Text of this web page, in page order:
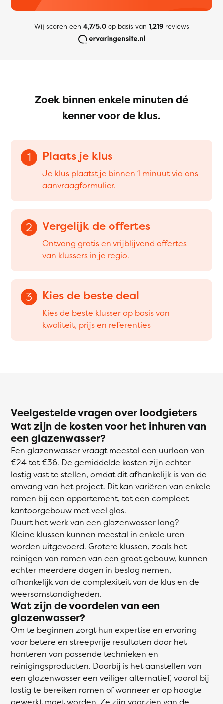
Wij scoren een 4,7/5.0op basis van 1,219reviews
Zoek binnen enkele minuten dé
kenner voor de klus.
1 Plaats je klus
Je klus plaatst je binnen 1 minuut via ons
aanvraagformulier.
2 Vergelijk de offertes
Ontvang gratis en vrijblijvend offertes
van klussers in je regio.
3 Kies de beste deal
Kies de beste klusser op basis van
kwaliteit, prijs en referenties
Veelgestelde vragen over loodgieters
Wat zijn de kosten voor het inhuren van
een glazenwasser?
Een glazenwasser vraagt meestal een uurloon van
€24 tot €36. De gemiddelde kosten zijn echter
lastig vast te stellen, omdat dit afhankelijk is van de
omvang van het project. Dit kan variëren van enkele
ramen bij een appartement, tot een compleet
kantoorgebouw met veel glas.
Duurt het werk van een glazenwasser lang?
Kleine klussen kunnen meestal in enkele uren
worden uitgevoerd. Grotere klussen, zoals het
reinigen van ramen van een groot gebouw, kunnen
echter meerdere dagen in beslag nemen,
afhankelijk van de complexiteit van de klus en de
weersomstandigheden.
Wat zijn de voordelen van een
glazenwasser?
Om te beginnen zorgt hun expertise en ervaring
voor betere en streepvrije resultaten door het
hanteren van passende technieken en
reinigingsproducten. Daarbij is het aanstellen van
een glazenwasser een veiliger alternatief, vooral bij
lastig te bereiken ramen of wanneer er op hoogte
gewerkt moet worden. Ze zijn voorzien van de